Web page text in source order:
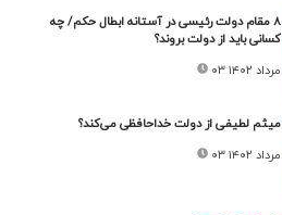
۸ مقام دولت رئیسی در آستانه ابطال حکم/ چه
کسانی باید از دولت بروند؟
۰۳ مرداد ۱۴۰۲
میثم لطیفی از دولت خداحافظی می‌کند؟
۰۳ مرداد ۱۴۰۲